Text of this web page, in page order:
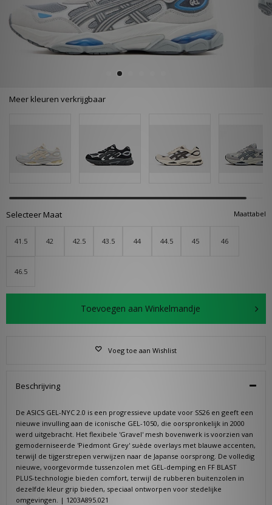
Meer kleuren verkrijgbaar
Maattabel
Selecteer Maat
41.5 42 42.5 43.5 44 44.5 45 46
46.5
Toevoegen aan Winkelmandje
Voeg toe aan Wishlist
Beschrijving
De ASICS GEL-NYC 2.0 is een progressieve update voor SS26 en geeft een
nieuwe invulling aan de iconische GEL-1050, die oorspronkelijk in 2000
werd uitgebracht. Het flexibele 'Gravel' mesh bovenwerk is voorzien van
gemoderniseerde 'Piedmont Grey' suède overlays met blauwe accenten,
terwijl de tijgerstrepen verwijzen naar de Japanse oorsprong. De volledig
nieuwe, voorgevormde tussenzolen met GEL-demping en FF BLAST
PLUS-technologie bieden comfort, terwijl de rubberen buitenzolen in
dezelfde kleur grip bieden, speciaal ontworpen voor stedelijke
omgevingen. | 1203A895.021